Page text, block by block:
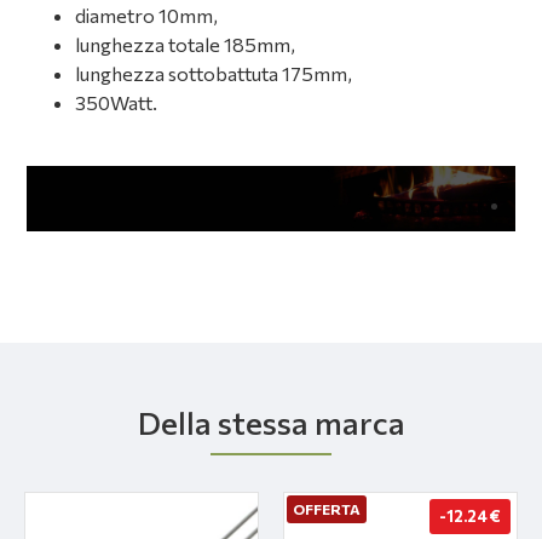
diametro 10mm,
lunghezza totale 185mm,
lunghezza sottobattuta 175mm,
350Watt.
Della stessa marca
OFFERTA -12.24 €